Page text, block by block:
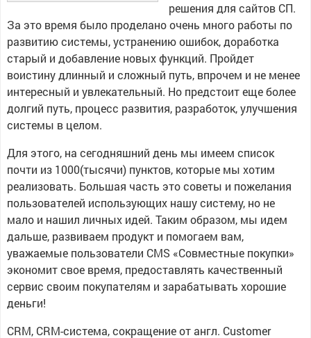
решения для сайтов СП.
За это время было проделано очень много работы по
развитию системы, устранению ошибок, доработка
старый и добавление новых функций. Пройдет
воистину длинный и сложный путь, впрочем и не менее
интересный и увлекательный. Но предстоит еще более
долгий путь, процесс развития, разработок, улучшения
системы в целом.
Для этого, на сегодняшний день мы имеем список
почти из 1000(тысячи) пунктов, которые мы хотим
реализовать. Большая часть это советы и пожелания
пользователей использующих нашу систему, но не
мало и нашил личных идей. Таким образом, мы идем
дальше, развиваем продукт и помогаем вам,
уважаемые пользователи CMS «Совместные покупки»
экономит свое время, предоставлять качественный
сервис своим покупателям и зарабатывать хорошие
деньги!
CRM, CRM-система, сокращение от англ. Customer